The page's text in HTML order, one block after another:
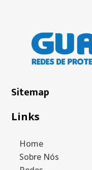
Sitemap
Links
Home
Sobre Nós